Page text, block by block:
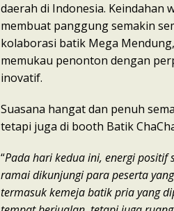
daerah di Indonesia. Keindahan
membuat panggung semakin
kolaborasi batik Mega
memukau penonton dengan
inovatif.
Suasana hangat dan penuh
tetapi juga di booth Batik
“Pada hari kedua ini, energi positif
ramai dikunjungi para peserta
termasuk kemeja batik pria yang